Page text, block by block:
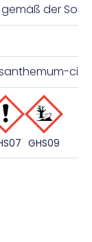
der
GHS09